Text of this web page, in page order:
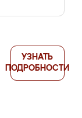
УЗНАТЬ
ПОДРОБНОСТИ